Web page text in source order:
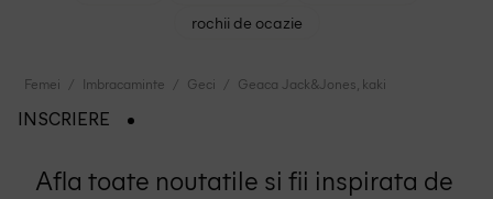
rochii de ocazie
Femei Imbracaminte Geci Geaca Jack&Jones, kaki
INSCRIERE
Afla toate noutatile si fii inspirata de